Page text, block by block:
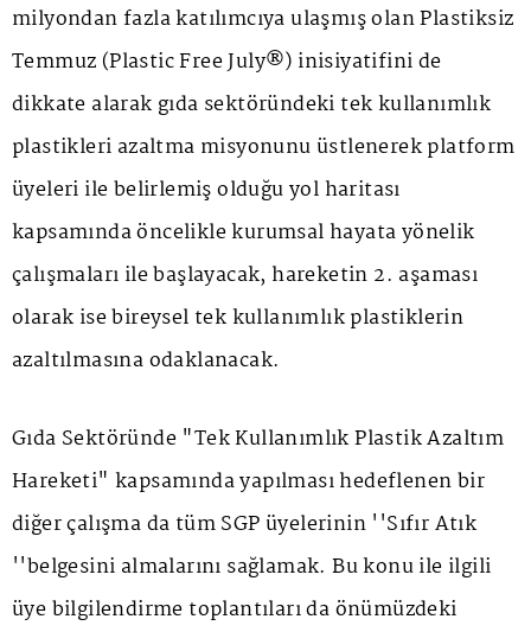
milyondan fazla katılımcıya ulaşmış olan Plastiksiz
Temmuz (Plastic Free July®) inisiyatifini de
dikkate alarak gıda sektöründeki tek kullanımlık
plastikleri azaltma misyonunu üstlenerek platform
üyeleri ile belirlemiş olduğu yol haritası
kapsamında öncelikle kurumsal hayata yönelik
çalışmaları ile başlayacak, hareketin 2. aşaması
olarak ise bireysel tek kullanımlık plastiklerin
azaltılmasına odaklanacak.
Gıda Sektöründe "Tek Kullanımlık Plastik Azaltım
Hareketi" kapsamında yapılması hedeflenen bir
diğer çalışma da tüm SGP üyelerinin ''Sıfır Atık
''belgesini almalarını sağlamak. Bu konu ile ilgili
üye bilgilendirme toplantıları da önümüzdeki